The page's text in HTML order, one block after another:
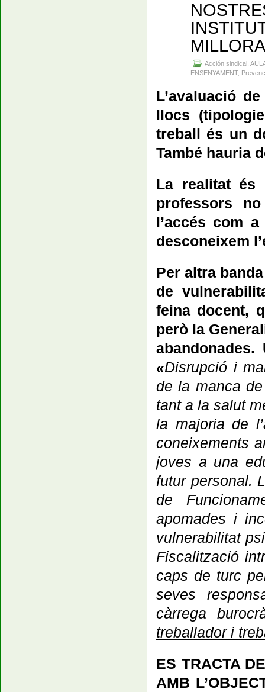
Acción sindical ,
ENSENYAMENT,
L’avaluació
llocs
treball és un
També hauria
La realitat és
professors
l’accés com
desconeixem
Per altra
de
feina docent,
però la
«Disrupció i
de la manca
tant a la salut
la majoria de
coneixements
joves a una
futur personal.
de
apomades i
vulnerabilitat
Fiscalització
caps de turc
seves
càrrega
treballador i
ES TRACTA
AMB